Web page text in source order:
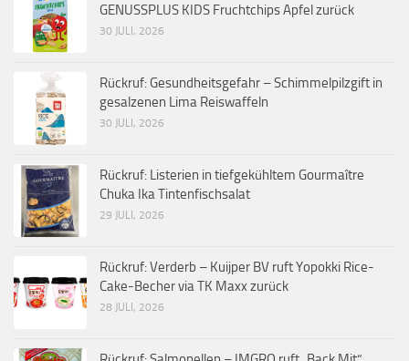
GENUSSPLUS KIDS Fruchtchips Apfel zurück
30 JULI, 2026
Rückruf: Gesundheitsgefahr – Schimmelpilzgift in
gesalzenen Lima Reiswaffeln
30 JULI, 2026
Rückruf: Listerien in tiefgekühltem Gourmaître
Chuka Ika Tintenfischsalat
29 JULI, 2026
Rückruf: Verderb – Kuijper BV ruft Yopokki Rice-
Cake-Becher via TK Maxx zurück
28 JULI, 2026